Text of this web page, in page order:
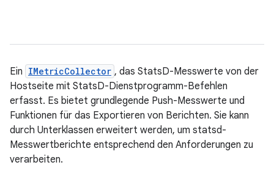
Ein IMetricCollector , das StatsD-Messwerte von der
Hostseite mit StatsD-Dienstprogramm-Befehlen
erfasst. Es bietet grundlegende Push-Messwerte und
Funktionen für das Exportieren von Berichten. Sie kann
durch Unterklassen erweitert werden, um statsd-
Messwertberichte entsprechend den Anforderungen zu
verarbeiten.